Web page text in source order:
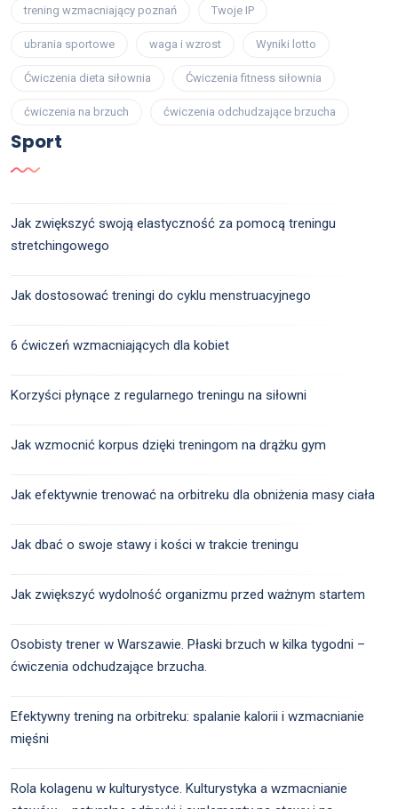
trening wzmacniający poznań Twoje IP
ubrania sportowe waga i wzrost Wyniki lotto
Ćwiczenia dieta siłownia Ćwiczenia fitness siłownia
ćwiczenia na brzuch ćwiczenia odchudzające brzucha
Sport
Jak zwiększyć swoją elastyczność za pomocą treningu
stretchingowego
Jak dostosować treningi do cyklu menstruacyjnego
6 ćwiczeń wzmacniających dla kobiet
Korzyści płynące z regularnego treningu na siłowni
Jak wzmocnić korpus dzięki treningom na drążku gym
Jak efektywnie trenować na orbitreku dla obniżenia masy ciała
Jak dbać o swoje stawy i kości w trakcie treningu
Jak zwiększyć wydolność organizmu przed ważnym startem
Osobisty trener w Warszawie. Płaski brzuch w kilka tygodni –
ćwiczenia odchudzające brzucha.
Efektywny trening na orbitreku: spalanie kalorii i wzmacnianie
mięśni
Rola kolagenu w kulturystyce. Kulturystyka a wzmacnianie